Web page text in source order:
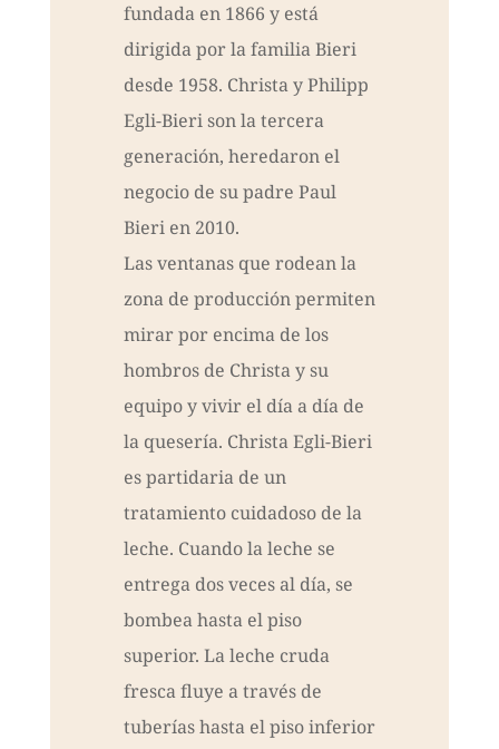
fundada en 1866 y está
dirigida por la familia Bieri
desde 1958. Christa y Philipp
Egli-Bieri son la tercera
generación, heredaron el
negocio de su padre Paul
Bieri en 2010.
Las ventanas que rodean la
zona de producción permiten
mirar por encima de los
hombros de Christa y su
equipo y vivir el día a día de
la quesería. Christa Egli-Bieri
es partidaria de un
tratamiento cuidadoso de la
leche. Cuando la leche se
entrega dos veces al día, se
bombea hasta el piso
superior. La leche cruda
fresca fluye a través de
tuberías hasta el piso inferior